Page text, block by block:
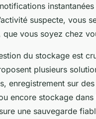
suspecte, vous
que vous soyez chez
du stockage est
plusieurs
enregistrement sur
encore stockage
une sauvegarde